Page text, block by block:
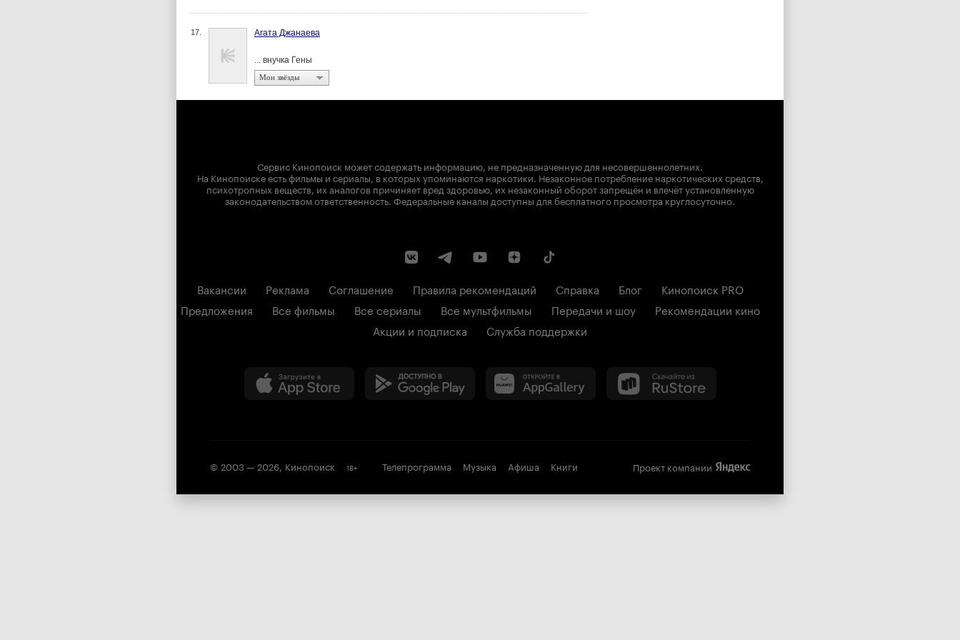
17. Агата Джанаева
... внучка Гены
Мои звёзды
Сервис Кинопоиск может содержать информацию, не предназначенную для несовершеннолетних.
На Кинопоиске есть фильмы и сериалы, в которых упоминаются наркотики. Незаконное потребление наркотических средств,
психотропных веществ, их аналогов причиняет вред здоровью, их незаконный оборот запрещён и влечёт установленную
законодательством ответственность. Федеральные каналы доступны для бесплатного просмотра круглосуточно.
Вакансии Реклама Соглашение Правила рекомендаций Справка Блог
Кинопоиск PRO
Предложения
Все фильмы Все сериалы Все мультфильмы Передачи и шоу
Рекомендации кино
Акции и подписка
Служба поддержки
© 2003 — 2026, Кинопоиск 18+ Телепрограмма Музыка Афиша Книги Проект компании